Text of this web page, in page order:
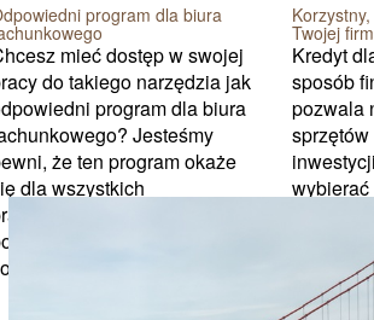
program dla biura
mieć dostęp w swojej
do takiego narzędzia jak
program dla biura
Jesteśmy
że ten program okaże
dla wszystkich
niezwykle
i naprawdę ułatwi
Twojej
Kredyt
sposób
pozwala
wybierać